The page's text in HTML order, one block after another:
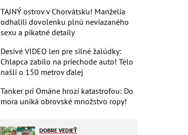
TAJNÝ ostrov v Chorvátsku! Manželia
odhalili dovolenku plnú neviazaného
sexu a pikatné detaily
Desivé VIDEO len pre silné žalúdky:
Chlapca zabilo na priechode auto! Telo
našli o 150 metrov ďalej
Tanker pri Ománe hrozí katastrofou: Do
mora uniká obrovské množstvo ropy!
DOBRE VEDIEŤ